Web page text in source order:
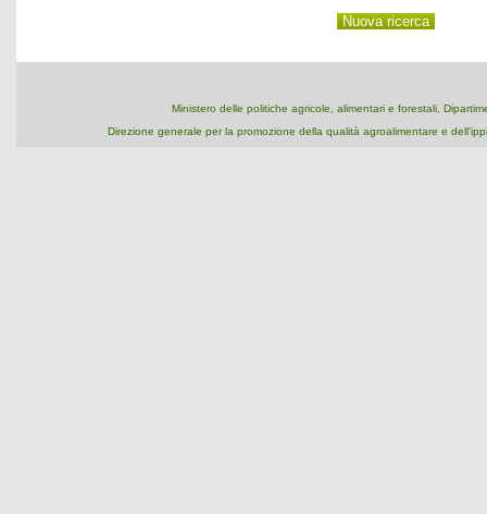
Ministero delle politiche agricole, alimentari e forestali,
Direzione generale per la promozione della qualità agroalimentare e